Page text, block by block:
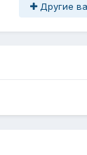
Другие